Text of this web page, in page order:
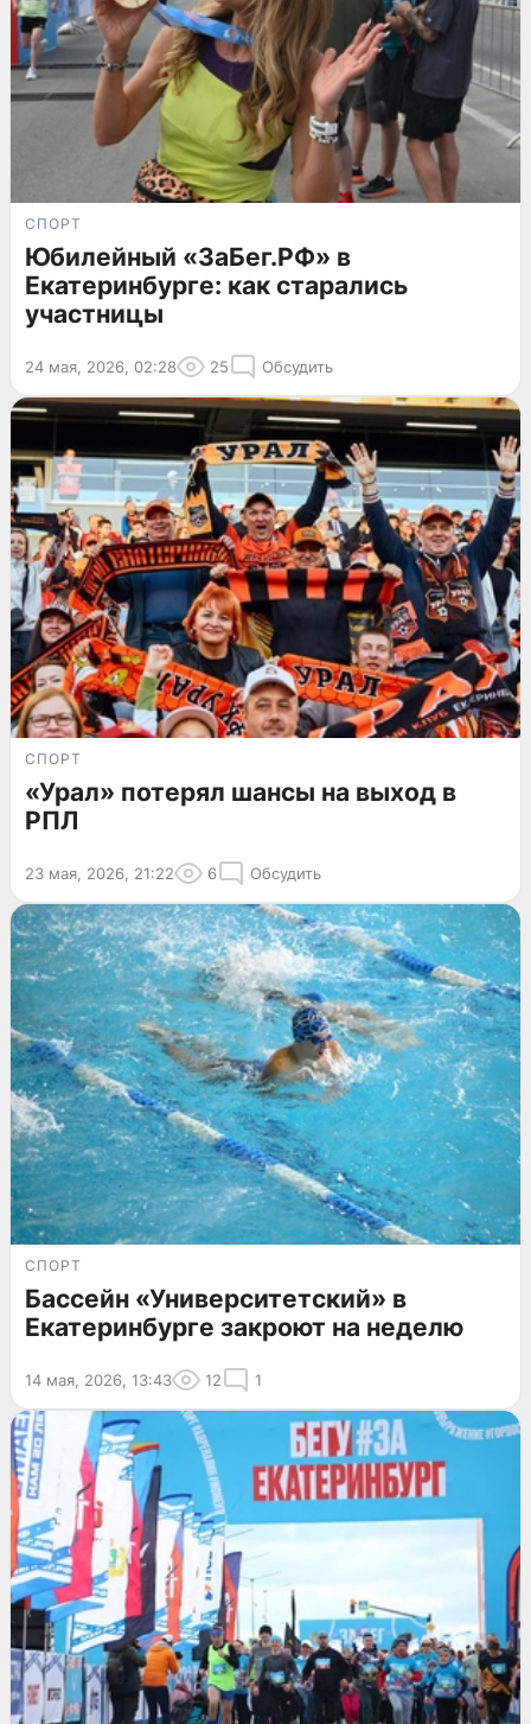
СПОРТ
Юбилейный «ЗаБег.РФ» в
Екатеринбурге: как старались
участницы
24 мая, 2026, 02:28 25 Обсудить
СПОРТ
«Урал» потерял шансы на выход в
РПЛ
23 мая, 2026, 21:22 6 Обсудить
СПОРТ
Бассейн «Университетский» в
Екатеринбурге закроют на неделю
14 мая, 2026, 13:43 12 1